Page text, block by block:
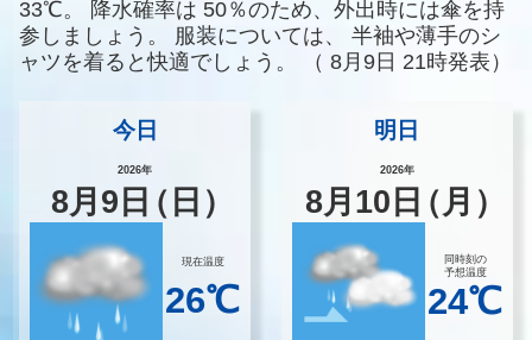
33℃。
降水確率は 50％のため、外出時には傘を持
参しましょう。
服装については、
半袖や薄手のシ
ャツを着ると快適でしょう。
（ 8月9日 21時発表）
今日
2026年
8月 9 日（日）
現在温度
26℃
明日
2026年
8月 10 日（月）
同時刻の
予想温度
24℃